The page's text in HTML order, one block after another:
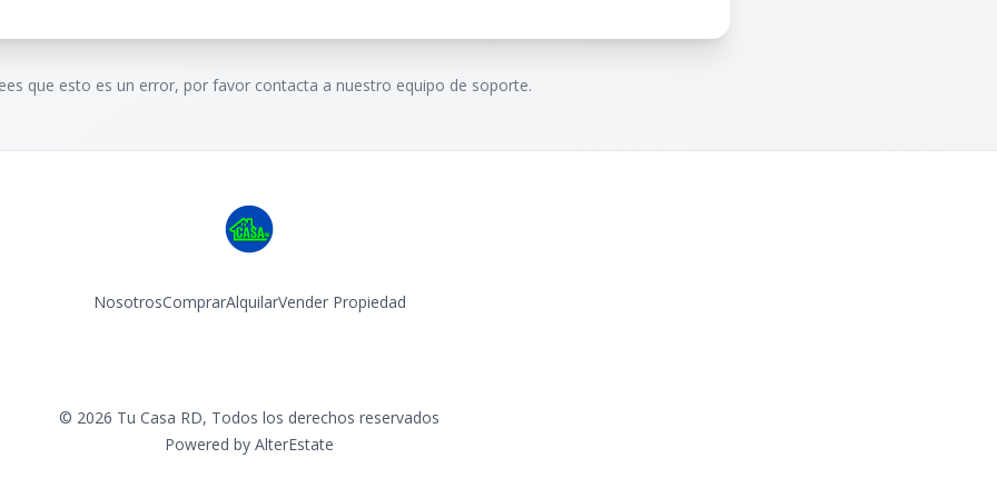
que esto es un error, por favor contacta a nuestro equipo de soporte.
NosotrosComprarAlquilarVender Propiedad
© 2026 Tu Casa RD, Todos los derechos reservados
Powered by AlterEstate